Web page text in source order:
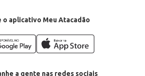
o aplicativo Meu Atacadão
a gente nas redes sociais